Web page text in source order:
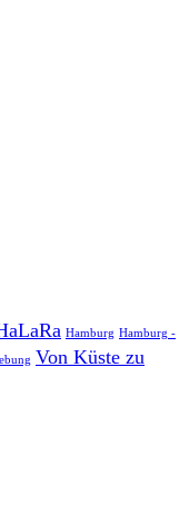
Hamburg Hamburg -
Von Küste zu